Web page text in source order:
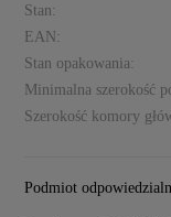
Stan:
EAN:
Stan opakowania:
Minimalna szerokość
Szerokość komory
Podmiot